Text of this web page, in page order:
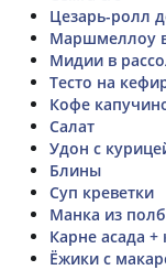
Цезарь-ролл
Маршмеллоу
Мидии в
Тесто на
Кофе
Салат
Удон с
Блины
Суп креветки
Манка из
Карне асада
Ёжики с